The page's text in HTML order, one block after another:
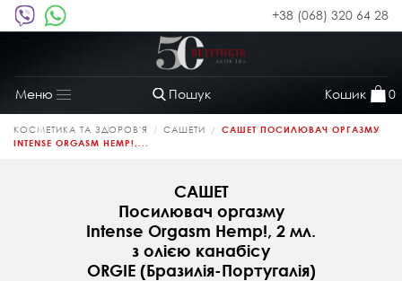
+38 (068) 320 64 28
Пошук Кошик 0
Меню
Toggle
navigation
КОСМЕТИКА ТА ЗДОРОВ'Я САШЕТИ
САШЕТ ПОСИЛЮВАЧ ОРГАЗМУ
INTENSE ORGASM HEMP!,...
САШЕТ
Посилювач оргазму
Intense Orgasm Hemp!, 2 мл.
з олією канабісу
ORGIE (Бразилія-Португалія)